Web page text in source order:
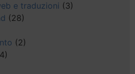
e traduzioni (3)
(28)
(2)